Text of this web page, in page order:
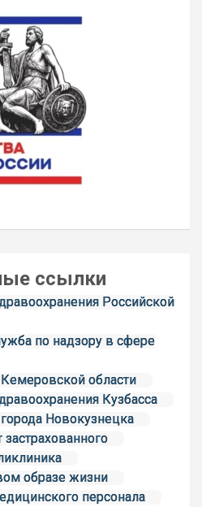
ссылки
Российской
по надзору в сфере
области
Кузбасса
Новокузнецка
образе жизни
персонала